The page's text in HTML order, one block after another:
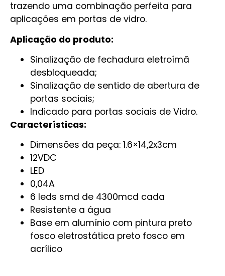
trazendo uma combinação perfeita para
aplicações em portas de vidro.
Aplicação do produto:
Sinalização de fechadura eletroímã
desbloqueada;
Sinalização de sentido de abertura de
portas sociais;
Indicado para portas sociais de Vidro.
Características:
Dimensões da peça: 1.6×14,2x3cm
12VDC
LED
0,04A
6 leds smd de 4300mcd cada
Resistente a água
Base em alumínio com pintura preto
fosco eletrostática preto fosco em
acrílico